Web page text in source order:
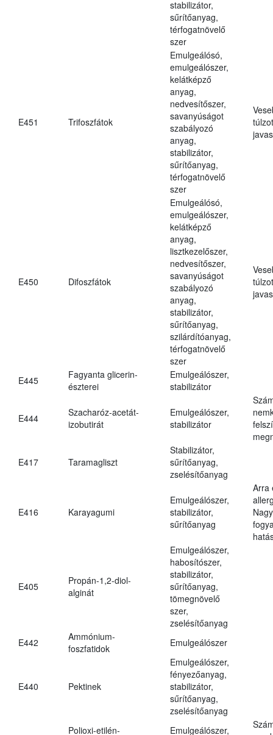
stabilizátor,
sűrítőanyag,
térfogatnövelő
szer
E451 Trifoszfátok
Emulgeálósó,
emulgeálószer,
kelátképző
anyag,
nedvesítőszer,
savanyúságot
szabályozó
anyag,
stabilizátor,
sűrítőanyag,
térfogatnövelő
szer
E450 Difoszfátok
Emulgeálósó,
emulgeálószer,
kelátképző
anyag,
lisztkezelőszer,
nedvesítőszer,
savanyúságot
szabályozó
anyag,
stabilizátor,
sűrítőanyag,
szilárdítóanyag,
térfogatnövelő
szer
E445
Fagyanta glicerin-
észterei
Emulgeálószer,
stabilizátor
E444
Szacharóz-acetát-
izobutirát
Emulgeálószer,
stabilizátor
E417 Taramagliszt
Stabilizátor,
sűrítőanyag,
zselésítőanyag
E416 Karayagumi
Emulgeálószer,
stabilizátor,
sűrítőanyag
Arra
E405
Propán-1,2-diol-
alginát
Emulgeálószer,
habosítószer,
stabilizátor,
sűrítőanyag,
tömegnövelő
szer,
zselésítőanyag
E442
Ammónium-
foszfatidok
Emulgeálószer
E440 Pektinek
Emulgeálószer,
fényezőanyag,
stabilizátor,
sűrítőanyag,
zselésítőanyag
Polioxi-etilén-
Emulgeálószer,